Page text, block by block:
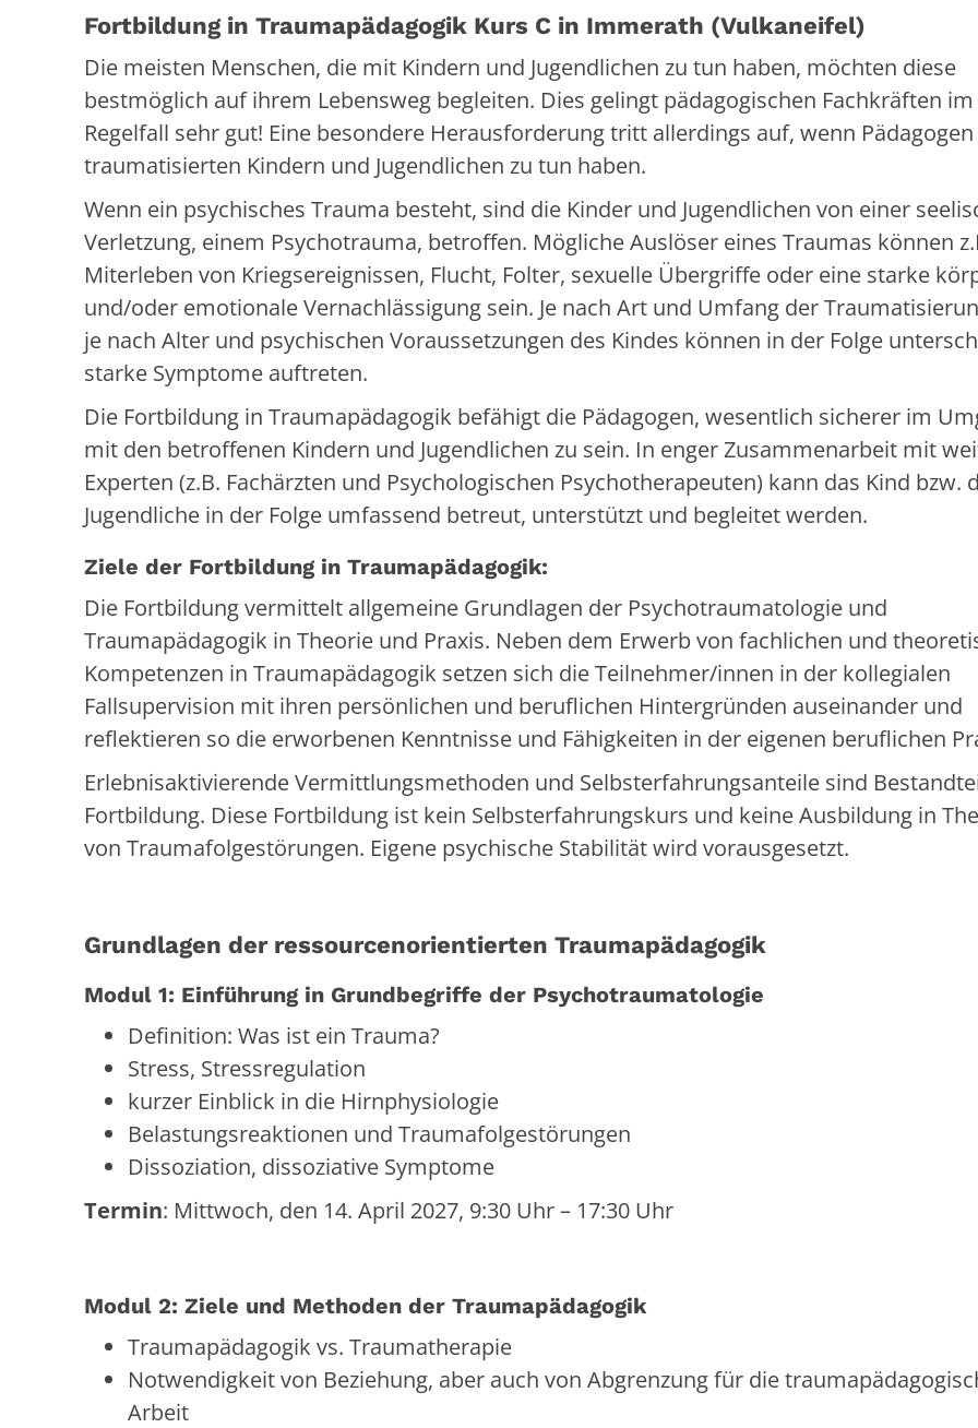
Fortbildung in Traumapädagogik Kurs C in Immerath (Vulkaneifel)
Die meisten Menschen, die mit Kindern und Jugendlichen zu tun haben, möchten diese
bestmöglich auf ihrem Lebensweg begleiten. Dies gelingt pädagogischen Fachkräften im
Regelfall sehr gut! Eine besondere Herausforderung tritt allerdings auf, wenn
traumatisierten Kindern und Jugendlichen zu tun haben.
Wenn ein psychisches Trauma besteht, sind die Kinder und Jugendlichen von einer
Verletzung, einem Psychotrauma, betroffen. Mögliche Auslöser eines Traumas können
Miterleben von Kriegsereignissen, Flucht, Folter, sexuelle Übergriffe oder eine starke
und/oder emotionale Vernachlässigung sein. Je nach Art und Umfang der
je nach Alter und psychischen Voraussetzungen des Kindes können in der Folge
starke Symptome auftreten.
Die Fortbildung in Traumapädagogik befähigt die Pädagogen, wesentlich sicherer im
mit den betroffenen Kindern und Jugendlichen zu sein. In enger Zusammenarbeit mit
Experten (z.B. Fachärzten und Psychologischen Psychotherapeuten) kann das Kind bzw.
Jugendliche in der Folge umfassend betreut, unterstützt und begleitet werden.
Ziele der Fortbildung in Traumapädagogik:
Die Fortbildung vermittelt allgemeine Grundlagen der Psychotraumatologie und
Traumapädagogik in Theorie und Praxis. Neben dem Erwerb von fachlichen und
Kompetenzen in Traumapädagogik setzen sich die Teilnehmer/innen in der kollegialen
Fallsupervision mit ihren persönlichen und beruflichen Hintergründen auseinander und
reflektieren so die erworbenen Kenntnisse und Fähigkeiten in der eigenen beruflichen
Erlebnisaktivierende Vermittlungsmethoden und Selbsterfahrungsanteile sind
Fortbildung. Diese Fortbildung ist kein Selbsterfahrungskurs und keine Ausbildung in
von Traumafolgestörungen. Eigene psychische Stabilität wird vorausgesetzt.
Grundlagen der ressourcenorientierten Traumapädagogik
Modul 1: Einführung in Grundbegriffe der Psychotraumatologie
Definition: Was ist ein Trauma?
Stress, Stressregulation
kurzer Einblick in die Hirnphysiologie
Belastungsreaktionen und Traumafolgestörungen
Dissoziation, dissoziative Symptome
Termin: Mittwoch, den 14. April 2027, 9:30 Uhr – 17:30 Uhr
Modul 2: Ziele und Methoden der Traumapädagogik
Traumapädagogik vs. Traumatherapie
Notwendigkeit von Beziehung, aber auch von Abgrenzung für die
Arbeit